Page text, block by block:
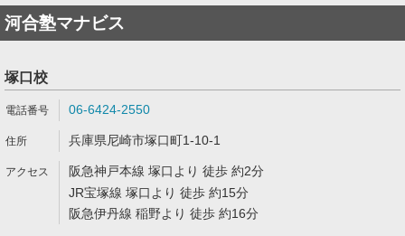
河合塾マナビス
塚口校
06-6424-2550
兵庫県尼崎市塚口町1-10-1
阪急神戸本線 塚口より 徒歩 約2分
JR宝塚線 塚口より 徒歩 約15分
阪急伊丹線 稲野より 徒歩 約16分